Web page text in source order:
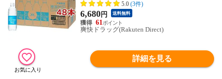
5.0 (3件)
6,680円 送料無料
61
爽快ドラッグ(Rakuten Direct)
詳細を見る